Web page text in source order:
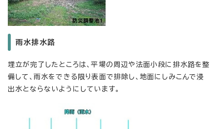
雨水排水路
埋立が完了したところは、平場の周辺や法面小段に排水路を整
備して、雨水をできる限り表面で排除し、地面にしみこんで浸
出水とならないようにしています。